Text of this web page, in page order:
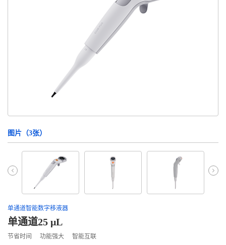
图片（3张）
单通道智能数字移液器
单通道25 μL
节省时间 功能强大 智能互联